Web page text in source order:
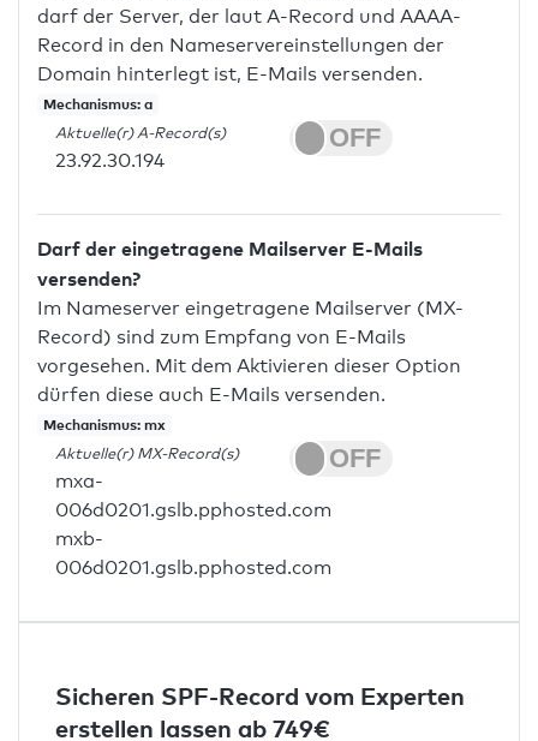
darf der Server, der laut A-Record und AAAA-
Record in den Nameservereinstellungen der
Domain hinterlegt ist, E-Mails versenden.
Mechanismus: a
Aktuelle(r) A-Record(s)
23.92.30.194
Darf der eingetragene Mailserver E-Mails
versenden?
Im Nameserver eingetragene Mailserver (MX-
Record) sind zum Empfang von E-Mails
vorgesehen. Mit dem Aktivieren dieser Option
dürfen diese auch E-Mails versenden.
Mechanismus: mx
Aktuelle(r) MX-Record(s)
mxa-
006d0201.gslb.pphosted.com
mxb-
006d0201.gslb.pphosted.com
Sicheren SPF-Record vom Experten
erstellen lassen ab 749€